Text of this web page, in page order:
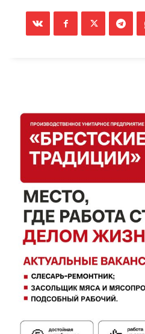
Наша гісторыя
Контакты
Правила использования